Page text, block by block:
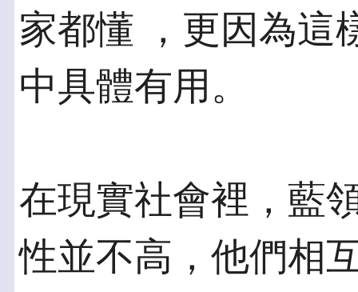
家都懂 ，更因為這
中具體有用。
在現實社會裡，藍
性並不高，他們相